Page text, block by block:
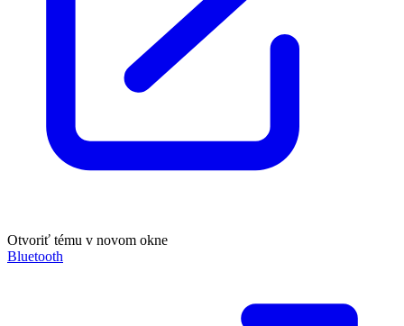
Otvoriť tému v novom okne
Bluetooth